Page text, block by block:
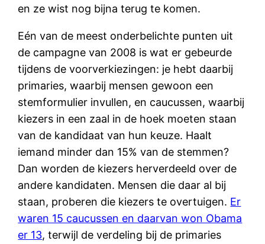
en ze wist nog bijna terug te komen.
Eén van de meest onderbelichte punten uit
de campagne van 2008 is wat er gebeurde
tijdens de voorverkiezingen: je hebt daarbij
primaries, waarbij mensen gewoon een
stemformulier invullen, en caucussen, waarbij
kiezers in een zaal in de hoek moeten staan
van de kandidaat van hun keuze. Haalt
iemand minder dan 15% van de stemmen?
Dan worden de kiezers herverdeeld over de
andere kandidaten. Mensen die daar al bij
staan, proberen die kiezers te overtuigen. Er
waren 15 caucussen en daarvan won Obama
er 13, terwijl de verdeling bij de primaries